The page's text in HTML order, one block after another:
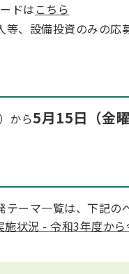
ドは こちら
等、設備投資のみの応
から5月15日（金
ーマ一覧は、下記の
状況 - 令和3年度か